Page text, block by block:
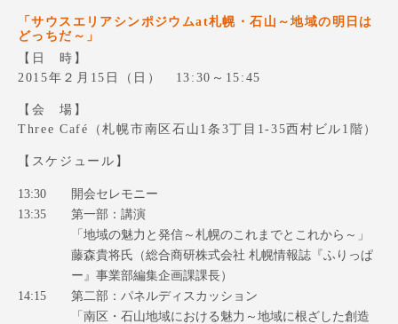
「サウスエリアシンポジウムat札幌・石山～地域の明日は
どっちだ～」
【日 時】
2015年２月15日（日） 13:30～15:45
【会 場】
Three Café（札幌市南区石山1条3丁目1-35西村ビル1階）
【スケジュール】
13:30
開会セレモニー
13:35
第一部：講演
「地域の魅力と発信～札幌のこれまでとこれから～」
藤森貴将氏（総合商研株式会社 札幌情報誌『ふりっぱ
ー』事業部編集企画課課長）
14:15
第二部：パネルディスカッション
「南区・石山地域における魅力～地域に根ざした創造
ニュースリリース
卒業にあたってのアンケート